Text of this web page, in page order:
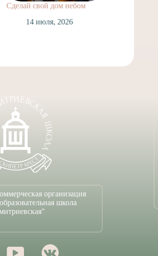
Сделай свой дом небом
14 июля, 2026
организация
школа